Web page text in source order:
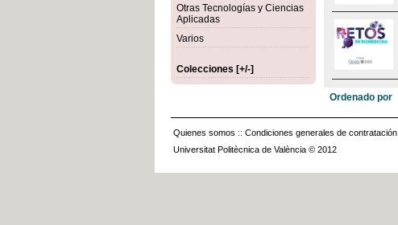
Otras Tecnologías y Ciencias
Aplicadas
Varios
Colecciones [+/-]
Ordenado por
Quienes somos :: Condiciones generales de contratación
Universitat Politècnica de València © 2012